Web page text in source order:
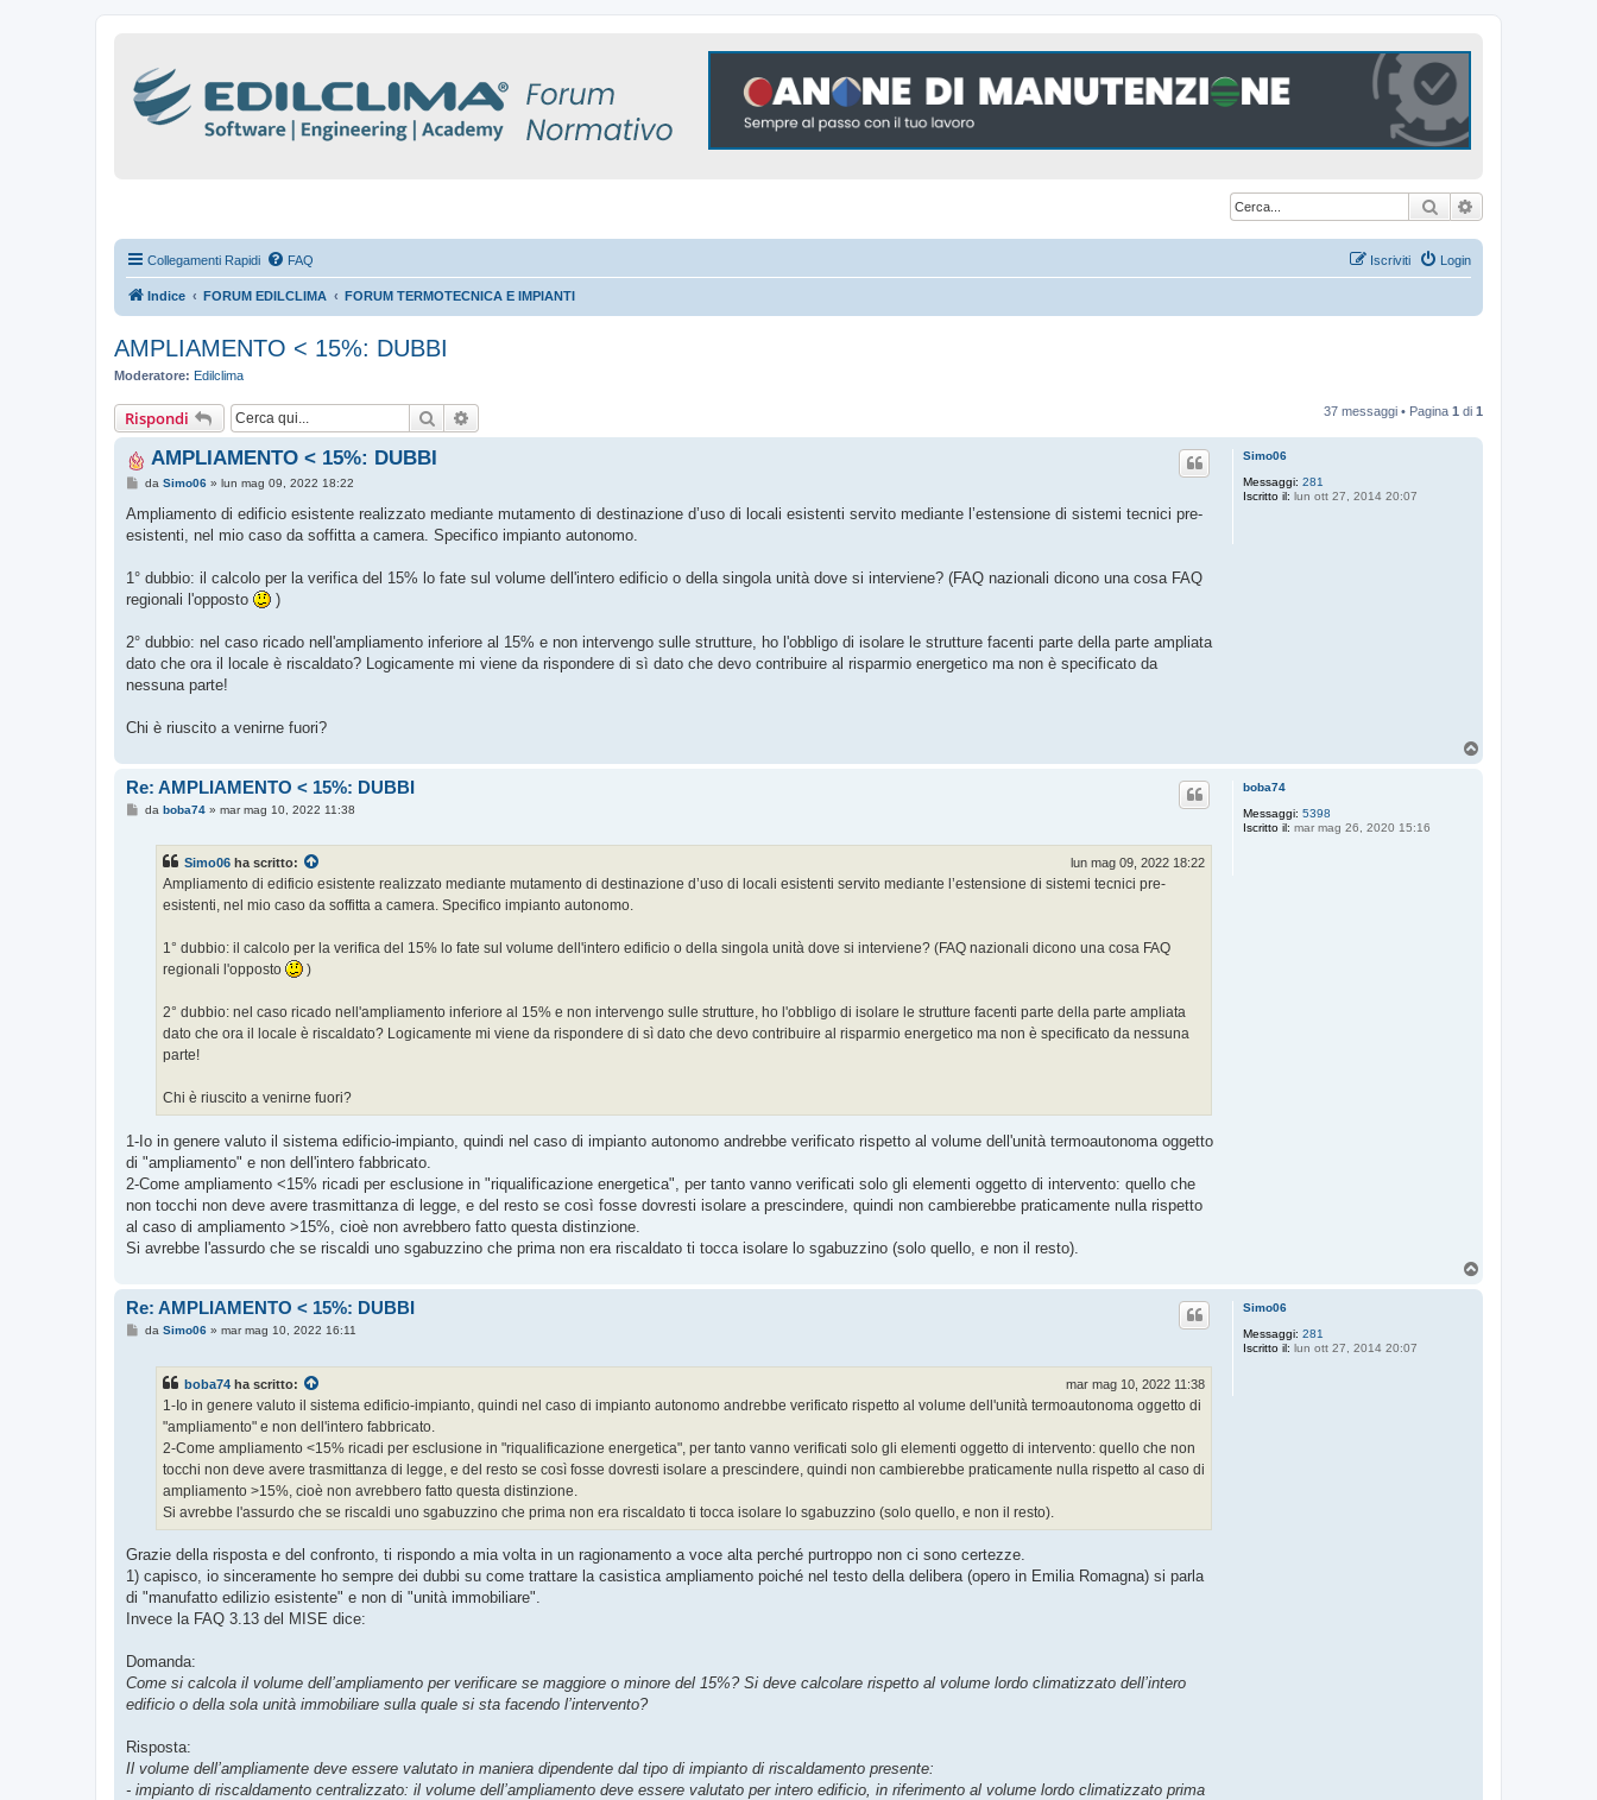
Cerca
Collegamenti Rapidi FAQ Login
Iscriviti
Indice FORUM EDILCLIMA FORUM TERMOTECNICA E IMPIANTI
AMPLIAMENTO < 15%: DUBBI
Moderatore: Edilclima
Rispondi Cerca 37 messaggi • Pagina 1 di 1
Simo06
Messaggi: 281
Iscritto il: lun ott 27, 2014 20:07
AMPLIAMENTO < 15%: DUBBI
M
s
a
o
da Simo06» lun mag 09, 2022 18:22
Ampliamento di edificio esistente realizzato mediante mutamento di destinazione d’uso di locali esistenti servito mediante l’estensione di sistemi tecnici pre-
esistenti, nel mio caso da soffitta a camera. Specifico impianto autonomo.
1° dubbio: il calcolo per la verifica del 15% lo fate sul volume dell'intero edificio o della singola unità dove si interviene? (FAQ nazionali dicono una cosa FAQ
regionali l'opposto
)
2° dubbio: nel caso ricado nell'ampliamento inferiore al 15% e non intervengo sulle strutture, ho l'obbligo di isolare le strutture facenti parte della parte ampliata
dato che ora il locale è riscaldato? Logicamente mi viene da rispondere di sì dato che devo contribuire al risparmio energetico ma non è specificato da
nessuna parte!
Chi è riuscito a venirne fuori?
boba74
Messaggi: 5398
Iscritto il: mar mag 26, 2020 15:16
Re: AMPLIAMENTO < 15%: DUBBI
Mda boba74» mar mag 10, 2022 11:38
Simo06 ha scritto: lun mag 09, 2022 18:22
Ampliamento di edificio esistente realizzato mediante mutamento di destinazione d’uso di locali esistenti servito mediante l’estensione di sistemi tecnici pre-
esistenti, nel mio caso da soffitta a camera. Specifico impianto autonomo.
1° dubbio: il calcolo per la verifica del 15% lo fate sul volume dell'intero edificio o della singola unità dove si interviene? (FAQ nazionali dicono una cosa FAQ
regionali l'opposto
)
2° dubbio: nel caso ricado nell'ampliamento inferiore al 15% e non intervengo sulle strutture, ho l'obbligo di isolare le strutture facenti parte della parte ampliata
dato che ora il locale è riscaldato? Logicamente mi viene da rispondere di sì dato che devo contribuire al risparmio energetico ma non è specificato da nessuna
parte!
Chi è riuscito a venirne fuori?
1-Io in genere valuto il sistema edificio-impianto, quindi nel caso di impianto autonomo andrebbe verificato rispetto al volume dell'unità termoautonoma oggetto
di "ampliamento" e non dell'intero fabbricato.
2-Come ampliamento <15% ricadi per esclusione in "riqualificazione energetica", per tanto vanno verificati solo gli elementi oggetto di intervento: quello che
non tocchi non deve avere trasmittanza di legge, e del resto se così fosse dovresti isolare a prescindere, quindi non cambierebbe praticamente nulla rispetto
al caso di ampliamento >15%, cioè non avrebbero fatto questa distinzione.
Si avrebbe l'assurdo che se riscaldi uno sgabuzzino che prima non era riscaldato ti tocca isolare lo sgabuzzino (solo quello, e non il resto).
Simo06
Messaggi: 281
Iscritto il: lun ott 27, 2014 20:07
Re: AMPLIAMENTO < 15%: DUBBI
Mda Simo06» mar mag 10, 2022 16:11
boba74 ha scritto: mar mag 10, 2022 11:38
1-Io in genere valuto il sistema edificio-impianto, quindi nel caso di impianto autonomo andrebbe verificato rispetto al volume dell'unità termoautonoma oggetto di
"ampliamento" e non dell'intero fabbricato.
2-Come ampliamento <15% ricadi per esclusione in "riqualificazione energetica", per tanto vanno verificati solo gli elementi oggetto di intervento: quello che non
tocchi non deve avere trasmittanza di legge, e del resto se così fosse dovresti isolare a prescindere, quindi non cambierebbe praticamente nulla rispetto al caso di
ampliamento >15%, cioè non avrebbero fatto questa distinzione.
Si avrebbe l'assurdo che se riscaldi uno sgabuzzino che prima non era riscaldato ti tocca isolare lo sgabuzzino (solo quello, e non il resto).
Grazie della risposta e del confronto, ti rispondo a mia volta in un ragionamento a voce alta perché purtroppo non ci sono certezze.
1) capisco, io sinceramente ho sempre dei dubbi su come trattare la casistica ampliamento poiché nel testo della delibera (opero in Emilia Romagna) si parla
di "manufatto edilizio esistente" e non di "unità immobiliare".
Invece la FAQ 3.13 del MISE dice:
Domanda:
Come si calcola il volume dell’ampliamento per verificare se maggiore o minore del 15%? Si deve calcolare rispetto al volume lordo climatizzato dell’intero
edificio o della sola unità immobiliare sulla quale si sta facendo l’intervento?
Risposta:
Il volume dell’ampliamente deve essere valutato in maniera dipendente dal tipo di impianto di riscaldamento presente:
- impianto di riscaldamento centralizzato: il volume dell’ampliamento deve essere valutato per intero edificio, in riferimento al volume lordo climatizzato prima